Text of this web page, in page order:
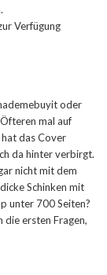
Verfügung
oder
mal auf
hat das Cover
da hinter verbirgt.
nicht mit dem
Schinken mit
unter 700 Seiten?
die ersten Fragen,